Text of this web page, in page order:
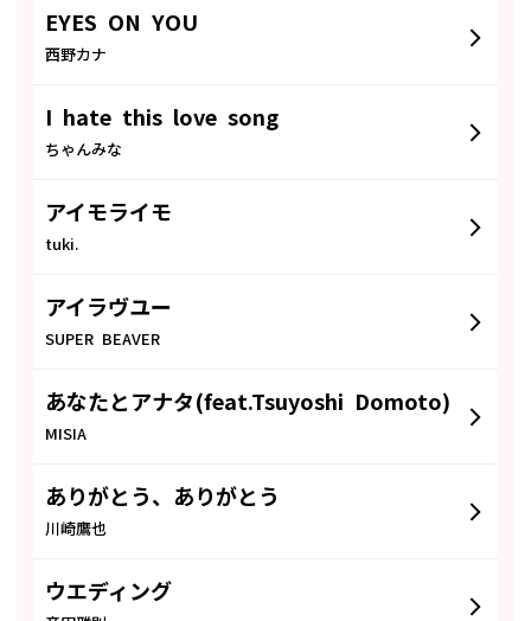
EYES ON YOU
西野カナ
I hate this love song
ちゃんみな
アイモライモ
tuki.
アイラヴユー
SUPER BEAVER
あなたとアナタ(feat.Tsuyoshi Domoto)
MISIA
ありがとう、ありがとう
川崎鷹也
ウエディング